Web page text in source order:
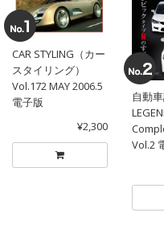
CAR STYLING（カー
スタイリング）
Vol.172 MAY 2006.5
電子版
¥2,300
自動
Vol.2